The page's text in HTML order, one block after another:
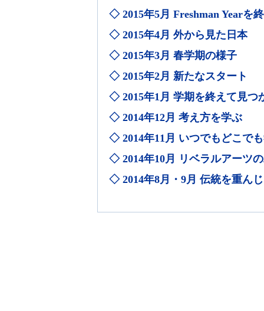
◇ 2015年5月 Freshman Yearを
◇ 2015年4月 外から見た日本
◇ 2015年3月 春学期の様子
◇ 2015年2月 新たなスタート
◇ 2015年1月 学期を終えて見つ
◇ 2014年12月 考え方を学ぶ
◇ 2014年11月 いつでもどこで
◇ 2014年10月 リベラルアーツ
◇ 2014年8月・9月 伝統を重ん